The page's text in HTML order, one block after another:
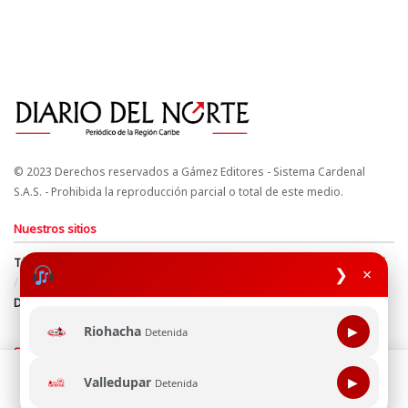
❯ ×
Riohacha Detenida ▶
Valledupar Detenida ▶
© 2023 Derechos reservados a Gámez Editores - Sistema Cardenal
S.A.S. - Prohibida la reproducción parcial o total de este medio.
Nuestros sitios
Términos y Condiciones
Derechos de Autor y Propiedad Intelectual
Política de uso de cookies
Política de Tratamiento de Datos
Directrices Editoriales
Síguenos
Esta página web usa cookie para mejorar tu experiencia de
navegación, al continuar aceptas nuestra política de uso de